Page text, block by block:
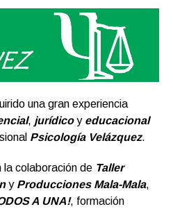
una gran experiencia
, jurídicoy educacional
Psicología Velázquez.
la colaboración de Taller
y Producciones Mala-Mala,
A UNA!, formación